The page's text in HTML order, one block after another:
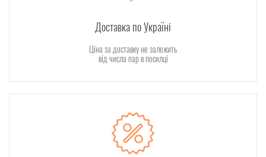
Доставка по Україні
Ціна за доставку не залежить
від числа пар в посилці